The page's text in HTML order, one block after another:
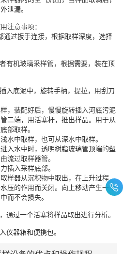
泄漏。
注意事项：
过扳手连接，根据取样深度，选择
机玻璃采样管，根据需要，装在顶
底泥中，旋转手柄，提拉，用刮刀
装配好后，慢慢旋转插入河底污泥
二端，用活塞杆，推出样品。用于从
部取样。
中取样，也可从深水中取样。
水中时，透明树脂玻璃管顶端的塑
流过取样器管。
入采样底部。
器从沉积物中取出，在上升过程
压的作用而关闭。向上移动产生一个
而不会损失。
过一个活塞将样品取出进行分析。
器箱和便携包。